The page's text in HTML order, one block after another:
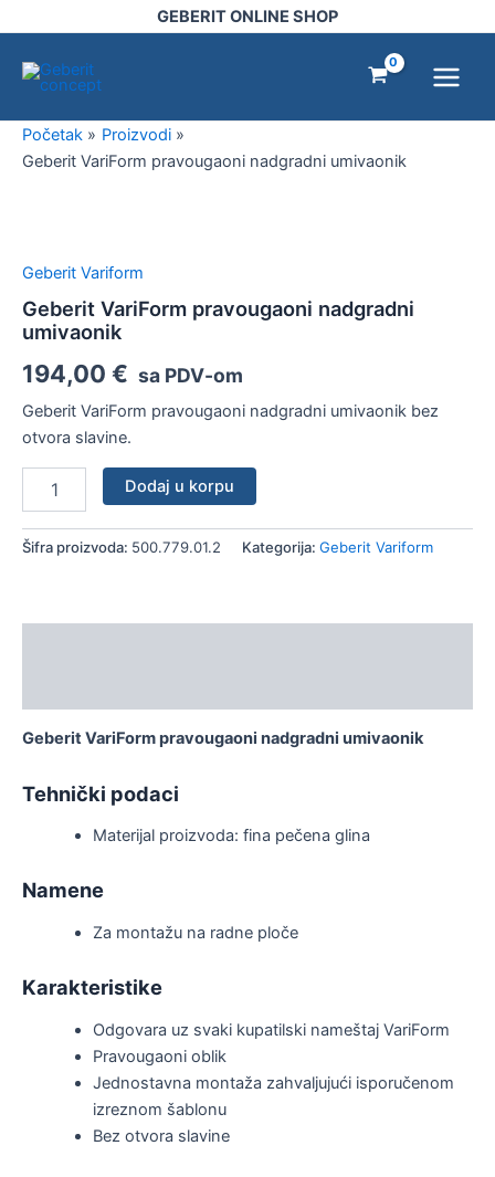
na
sadržaj
GEBERIT ONLINE SHOP
Menu
Početak
Proizvodi
Geberit VariForm pravougaoni nadgradni umivaonik
Geberit Variform
Geberit VariForm pravougaoni nadgradni
umivaonik
194,00 € sa PDV-om
Geberit VariForm pravougaoni nadgradni umivaonik bez
otvora slavine.
nadgradni
umivaonik
količina
Dodaj u korpu
Šifra proizvoda: 500.779.01.2 Kategorija: Geberit Variform
Geberit VariForm pravougaoni nadgradni umivaonik
Tehnički podaci
Materijal proizvoda: fina pečena glina
Namene
Za montažu na radne ploče
Karakteristike
Odgovara uz svaki kupatilski nameštaj VariForm
Pravougaoni oblik
Jednostavna montaža zahvaljujući isporučenom
izreznom šablonu
Bez otvora slavine
umivaonik